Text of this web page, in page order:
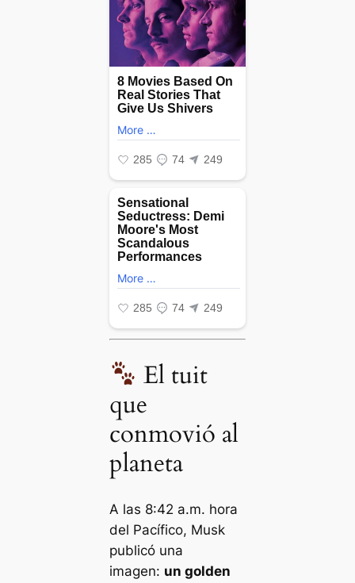
El tuit
que
conmovió al
planeta
A las 8:42 a.m. hora
del Pacífico, Musk
publicó una
imagen: un golden